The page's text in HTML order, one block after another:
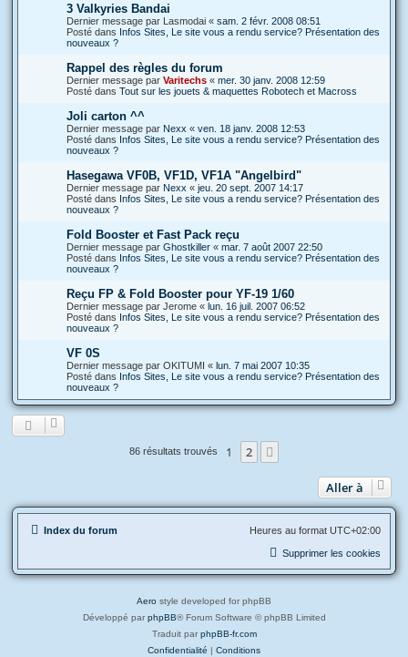
3 Valkyries Bandai
Dernier message par Lasmodai « sam. 2 févr. 2008 08:51
Posté dans Infos Sites, Le site vous a rendu service? Présentation des
nouveaux ?
Rappel des règles du forum
Dernier message par Varitechs « mer. 30 janv. 2008 12:59
Posté dans Tout sur les jouets & maquettes Robotech et Macross
Joli carton ^^
Dernier message par Nexx « ven. 18 janv. 2008 12:53
Posté dans Infos Sites, Le site vous a rendu service? Présentation des
nouveaux ?
Hasegawa VF0B, VF1D, VF1A "Angelbird"
Dernier message par Nexx « jeu. 20 sept. 2007 14:17
Posté dans Infos Sites, Le site vous a rendu service? Présentation des
nouveaux ?
Fold Booster et Fast Pack reçu
Dernier message par Ghostkiller « mar. 7 août 2007 22:50
Posté dans Infos Sites, Le site vous a rendu service? Présentation des
nouveaux ?
Reçu FP & Fold Booster pour YF-19 1/60
Dernier message par Jerome « lun. 16 juil. 2007 06:52
Posté dans Infos Sites, Le site vous a rendu service? Présentation des
nouveaux ?
VF 0S
Dernier message par OKITUMI « lun. 7 mai 2007 10:35
Posté dans Infos Sites, Le site vous a rendu service? Présentation des
nouveaux ?
86 résultats trouvés 1 2
Aller à
Index du forum Heures au format UTC+02:00
Supprimer les cookies
Aero style developed for phpBB
Développé par phpBB® Forum Software © phpBB Limited
Traduit par phpBB-fr.com
Confidentialité | Conditions